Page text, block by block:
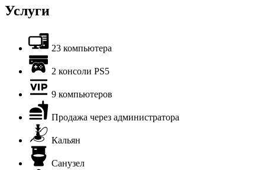
Услуги
23 компьютера
2 консоли PS5
9 компьютеров
Продажа через администратора
Кальян
Санузел